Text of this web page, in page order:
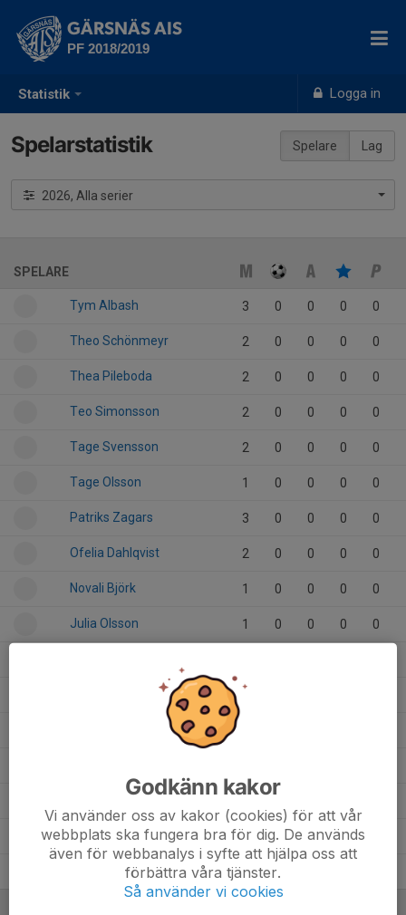
Statistik Logga in
GÄRSNÄS AIS
PF 2018/2019
Spelare Lag
Spelarstatistik
2026, Alla serier
SPELARE
Tym Albash 3 0 0 0 0
Theo Schönmeyr 2 0 0 0 0
Thea Pileboda 2 0 0 0 0
Teo Simonsson 2 0 0 0 0
Tage Svensson 2 0 0 0 0
Tage Olsson 1 0 0 0 0
Patriks Zagars 3 0 0 0 0
Ofelia Dahlqvist 2 0 0 0 0
Novali Björk 1 0 0 0 0
Julia Olsson 1 0 0 0 0
Elton Wikström 1 0 0 0
1 0
Godkänn kakor
Vi använder oss av kakor (cookies) för att vår
webbplats ska fungera bra för dig. De används
även för webbanalys i syfte att hjälpa oss att
förbättra våra tjänster.
Så använder vi cookies